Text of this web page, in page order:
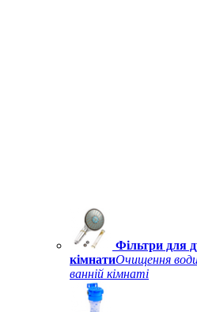
Фільтри для
кімнатиОчищення
ванній кімнаті